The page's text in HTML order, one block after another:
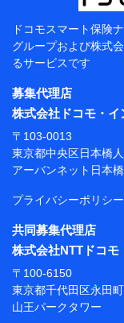
（各サービスで取
閲覧履歴、購買履
析して、お客さま
品等に関するご提
す。）
各種セミナーの開
コンサルティング
アンケートやキャ
上記に係る案内・
【当該個人デー
称・住所・代表
当該個人データ
おり）
東京都千代田区
株式会社NTTド
締役社長 廣井
東京都中央区日
ドコモスマート保険
グループおよび株式
るサービスです
募集代理店
株式会社ドコモ・イ
〒103-0013
東京都中央区日本橋
アーバンネット日本
プライバシーポリシー
共同募集代理店
株式会社NTTドコモ
〒100-6150
東京都千代田区永田
山王パークタワー